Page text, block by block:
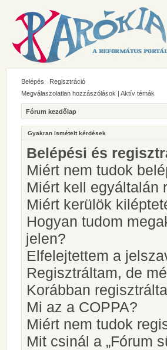
Belépés
Regisztráció
Megválaszolatlan hozzászólások | Aktív témák
Fórum kezdőlap
Gyakran ismételt kérdések
Belépési és
Miért nem tudok
Miért kell egyáltalán
Miért kerülök
Hogyan tudom
jelen?
Elfelejtettem a
Regisztráltam, de
Korábban
Mi az a COPPA?
Miért nem tudok
Mit csinál a „Fórum